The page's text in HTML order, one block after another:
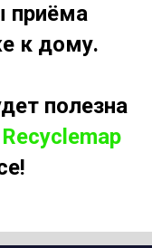
приёма
к дому.
полезна